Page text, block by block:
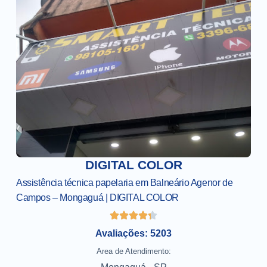
DIGITAL COLOR
Assistência técnica papelaria em Balneário Agenor de
Campos – Mongaguá | DIGITAL COLOR
Avaliações: 5203
Area de Atendimento: